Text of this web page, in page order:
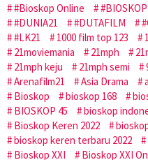
#Bioskop Online
#DUNIA21
#DUTAFILM
#LK21
1000 film top 123
21moviemania
21mph
21mph keju
21mph semi
Arenafilm21
Asia Drama
Bioskop
bioskop 168
BIOSKOP 45
bioskop
Bioskop Keren 2022
bioskop keren terbaru 2022
Bioskop XXI
Bioskop XXI